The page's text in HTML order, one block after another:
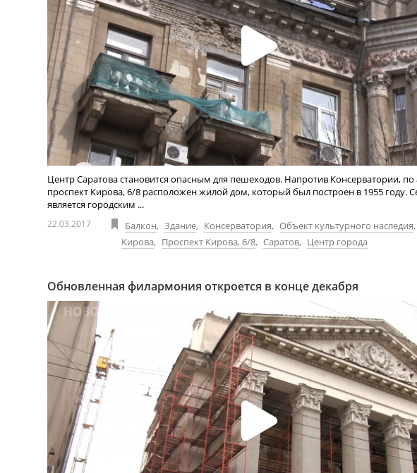
Центр Саратова становится опасным для пешеходов. Напротив Консерватории, по
проспект Кирова, 6/8 расположен жилой дом, который был построен в 1955 году.
является городским ...
22.03.2017 Балкон, Здание, Консерватория, Объект культурного наследия,
Кирова, Проспект Кирова, 6/8, Саратов, Центр города
Обновленная филармония откроется в конце декабря